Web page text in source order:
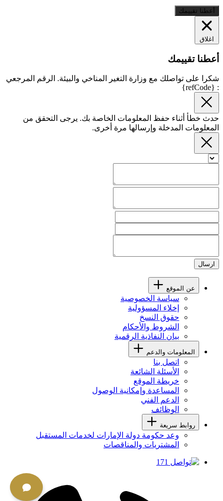
أعطنا تقييمك
اغلاق
أعطنا تقييمك
شكرا على تواصلك مع وزارة التغير المناخي والبيئة. الرقم المرجعي
: {refCode}
حدث خطأ أثناء حفظ المعلومات الخاصة بك. يرجى التحقق من
المعلومات المدخلة وإرسالها مرة أخرى.
ارسال
عن الموقع
سياسة الخصوصية
إخلاء المسؤولية
حقوق النسخ
الشروط والأحكام
بيان النفاذية الرقمية
المعلومات والدعم
اتصل بنا
الأسئلة الشائعة
خريطة الموقع
المساعدة وإمكانية الوصول
الدعم الفني
الوظائف
روابط سريعة
وعد حكومة دولة الإمارات لخدمات المستقبل
المشتريات والمناقصات